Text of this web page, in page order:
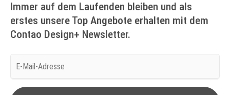
Immer auf dem Laufenden bleiben und als
erstes unsere Top Angebote erhalten mit dem
Contao Design+ Newsletter.
E-
Adresse